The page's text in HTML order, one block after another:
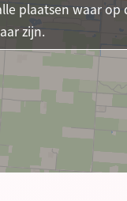
plaatsen waar
zijn.